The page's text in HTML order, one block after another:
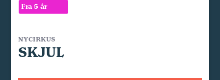
Fra 5 år
NYCIRKUS
SKJUL